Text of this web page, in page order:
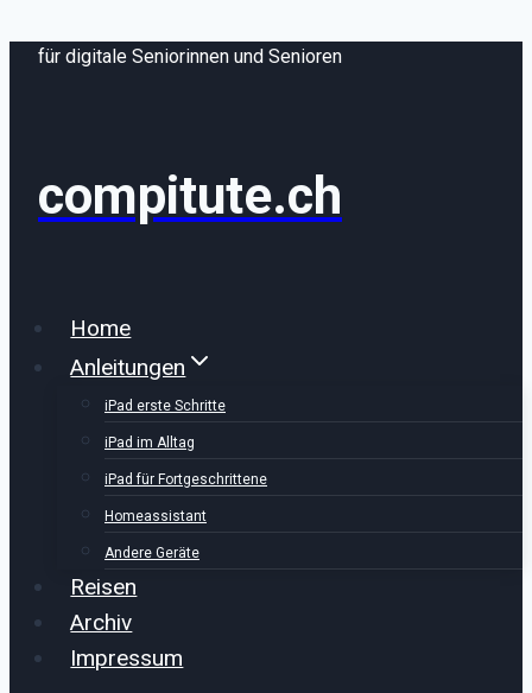
Zumfür digitale Seniorinnen und Senioren
compitute.ch
Home
Anleitungen
iPad erste Schritte
iPad im Alltag
iPad für Fortgeschrittene
Homeassistant
Andere Geräte
Reisen
Archiv
Impressum